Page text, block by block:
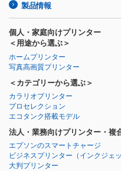
製品情報
個人・家庭向けプリンター
＜用途から選ぶ＞
ホームプリンター
写真高画質プリンター
＜カテゴリーから選ぶ＞
カラリオプリンター
プロセレクション
エコタンク搭載モデル
法人・業務向けプリンター・複
エプソンのスマートチャージ
ビジネスプリンター （インクジェ
大判プリンター